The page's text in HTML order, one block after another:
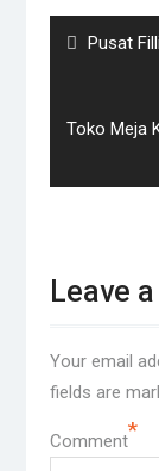
Previous
Pusat
Next
Toko Meja
Leave
Your email
fields are
Comment*